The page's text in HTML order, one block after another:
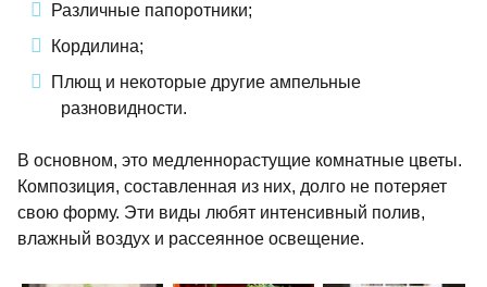
Различные папоротники;
Кордилина;
Плющ и некоторые другие ампельные
разновидности.
В основном, это медленнорастущие комнатные цветы.
Композиция, составленная из них, долго не потеряет
свою форму. Эти виды любят интенсивный полив,
влажный воздух и рассеянное освещение.